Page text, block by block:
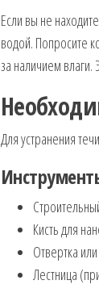
Если вы не
водой. Попросите
за наличием
Для устранения
Кисть для
Отвертка
Лестница